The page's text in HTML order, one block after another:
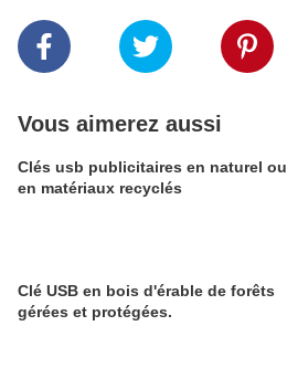
Vous aimerez aussi
Clés usb publicitaires en naturel ou
en matériaux recyclés
Clé USB en bois d'érable de forêts
gérées et protégées.